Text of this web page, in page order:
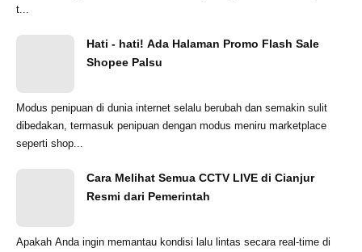
t...
Hati - hati! Ada Halaman Promo Flash Sale
Shopee Palsu
Modus penipuan di dunia internet selalu berubah dan semakin sulit
dibedakan, termasuk penipuan dengan modus meniru marketplace
seperti shop...
Cara Melihat Semua CCTV LIVE di Cianjur
Resmi dari Pemerintah
Apakah Anda ingin memantau kondisi lalu lintas secara real-time di